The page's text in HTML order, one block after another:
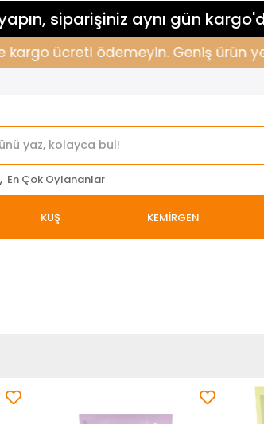
siparişiniz aynı gün
ücreti ödemeyin. Geniş ürün
, En Çok Oylananlar
KUŞ KEMİRGEN